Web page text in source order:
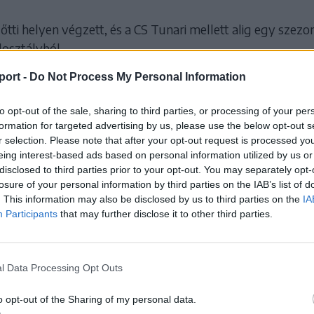
- Do Not Process My Personal Information
opt-out of the sale, sharing to third parties, or processing of your
for targeted advertising by us, please use the below opt-out
selection. Please note that after your opt-out request is processed
interest-based ads based on personal information utilized by us
to third parties prior to your opt-out. You may separately
of your personal information by third parties on the IAB’s list of
This information may also be disclosed by us to third parties on the
Participants that may further disclose it to other third parties.
Data Processing Opt Outs
opt-out of the Sharing of my personal data.
helyen végzett, és a CS Tunari mellett alig egy
az Újszentesi SK harcolta ki a bennmaradást, míg a
Liga, alsóházi rájátszás, B csoport:
41
CSM 40
32
30